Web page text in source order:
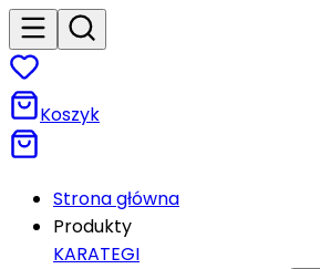
Koszyk
Strona główna
Produkty
KARATEGI